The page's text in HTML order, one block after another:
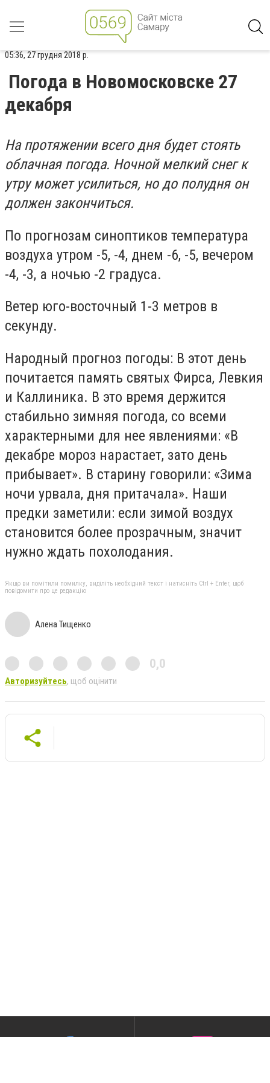
05:36, 27 грудня 2018 р.
Погода в Новомосковске 27
декабря
На протяжении всего дня будет стоять
облачная погода. Ночной мелкий снег к
утру может усилиться, но до полудня он
должен закончиться.
По прогнозам синоптиков температура
воздуха утром -5, -4, днем -6, -5, вечером
-4, -3, а ночью -2 градуса.
Ветер юго-восточный 1-3 метров в
секунду.
Народный прогноз погоды: В этот день
почитается память святых Фирса, Левкия
и Каллиника. В это время держится
стабильно зимняя погода, со всеми
характерными для нее явлениями: «В
декабре мороз нарастает, зато день
прибывает». В старину говорили: «Зима
ночи урвала, дня притачала». Наши
предки заметили: если зимой воздух
становится более прозрачным, значит
нужно ждать похолодания.
Якщо ви помітили помилку, виділіть необхідний текст і натисніть Ctrl + Enter, щоб
повідомити про це редакцію
Алена Тищенко
0,0
Авторизуйтесь, щоб оцінити